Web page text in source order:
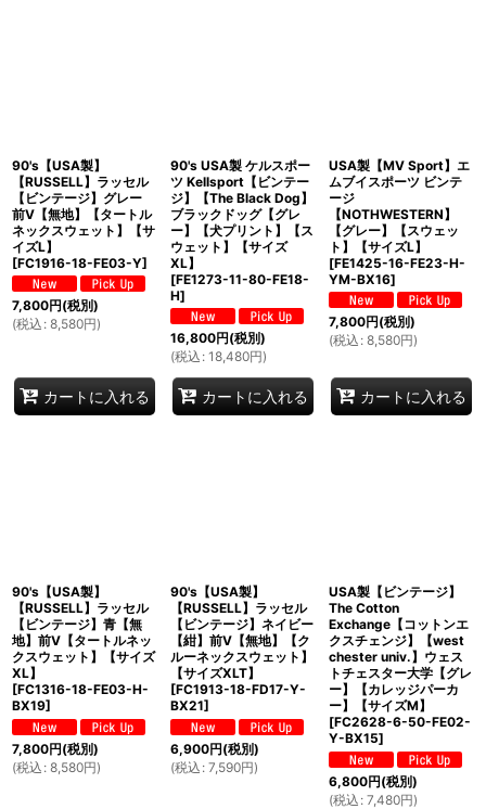
90's【USA製】
【RUSSELL】ラッセル
【ビンテージ】グレー
前V【無地】【タートル
ネックスウェット】【サ
イズL】
[FC1916-18-FE03-Y]
7,800円(税別)
(税込 : 8,580円)
カートに入れる
90's USA製 ケルスポー
ツ Kellsport【ビンテー
ジ】【The Black Dog】
ブラックドッグ【グレ
ー】【犬プリント】【ス
ウェット】【サイズ
XL】
[FE1273-11-80-FE18-
H]
16,800円(税別)
(税込 : 18,480円)
カートに入れる
USA製【MV Sport】エ
ムブイスポーツ ビンテ
ージ
【NOTHWESTERN】
【グレー】【スウェッ
ト】【サイズL】
[FE1425-16-FE23-H-
YM-BX16]
7,800円(税別)
(税込 : 8,580円)
カートに入れる
90's【USA製】
【RUSSELL】ラッセル
【ビンテージ】青【無
地】前V【タートルネッ
クスウェット】【サイズ
XL】
[FC1316-18-FE03-H-
BX19]
7,800円(税別)
(税込 : 8,580円)
90's【USA製】
【RUSSELL】ラッセル
【ビンテージ】ネイビー
【紺】前V【無地】【ク
ルーネックスウェット】
【サイズXLT】
[FC1913-18-FD17-Y-
BX21]
6,900円(税別)
(税込 : 7,590円)
USA製【ビンテージ】
The Cotton
Exchange【コットンエ
クスチェンジ】【west
chester univ.】ウェス
トチェスター大学【グレ
ー】【カレッジパーカ
ー】【サイズM】
[FC2628-6-50-FE02-
Y-BX15]
6,800円(税別)
(税込 : 7,480円)